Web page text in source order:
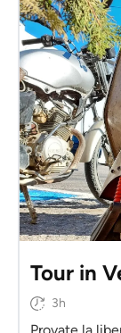
Tour in
3h